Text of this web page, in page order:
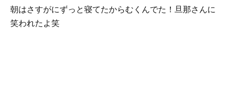
朝はさすがにずっと寝てたからむくんでた！旦那さんに
笑われたよ笑